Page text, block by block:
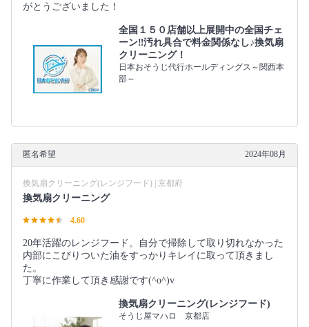
がとうございました！
全国１５０店舗以上展開中の全国チェ
ーン‼︎汚れ具合で料金関係なし♪換気扇
クリーニング！
日本おそうじ代行ホールディングス～関西本
部～
匿名希望 2024年08月
換気扇クリーニング(レンジフード) | 京都府
換気扇クリーニング
4.60
20年活躍のレンジフード。自分で掃除して取り切れなかった
内部にこびりついた油をすっかりキレイに取って頂きまし
た。
丁寧に作業して頂き感謝です(^o^)v
換気扇クリーニング(レンジフード)
そうじ屋マハロ 京都店